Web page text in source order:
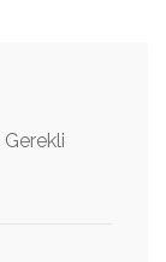
Gerekli